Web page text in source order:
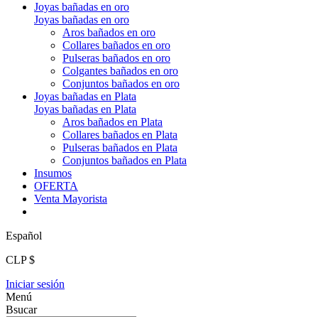
Joyas bañadas en oro
Joyas bañadas en oro
Aros bañados en oro
Collares bañados en oro
Pulseras bañados en oro
Colgantes bañados en oro
Conjuntos bañados en oro
Joyas bañadas en Plata
Joyas bañadas en Plata
Aros bañados en Plata
Collares bañados en Plata
Pulseras bañados en Plata
Conjuntos bañados en Plata
Insumos
OFERTA
Venta Mayorista
Español
CLP $
Iniciar sesión
Menú
Bsucar